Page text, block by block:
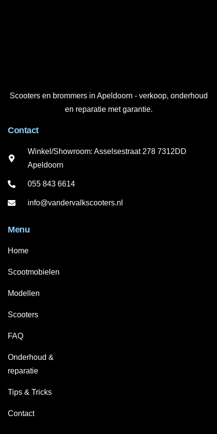
Scooters en brommers in Apeldoorn - verkoop, onderhoud
en reparatie met garantie.
Contact
Winkel/Showroom: Asselsestraat 278 7312DD
Apeldoorn
055 843 6614
info@vandervalkscooters.nl
Menu
Home
Scootmobielen
Modellen
Scooters
FAQ
Onderhoud &
reparatie
Tips & Tricks
Contact